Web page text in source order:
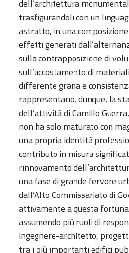
dell’architettura
trasfigurandoli con un
astratto, in una
effetti generati
sulla contrapposizione di
sull’accostamento di
differente grana e
rappresentano, dunque, la
dell’attività di Camillo
non ha solo maturato con
una propria identità
contributo in misura
rinnovamento
una fase di grande fervore
dall’Alto Commissariato di
attivamente a questa
assumendo più ruoli di
ingegnere-architetto,
tra i più importanti edifici